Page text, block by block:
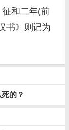
和二年(前
书》则记为
的？